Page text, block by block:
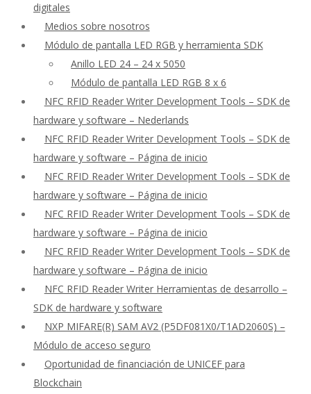
digitales
Medios sobre nosotros
Módulo de pantalla LED RGB y herramienta SDK
Anillo LED 24 – 24 x 5050
Módulo de pantalla LED RGB 8 x 6
NFC RFID Reader Writer Development Tools – SDK de
hardware y software – Nederlands
NFC RFID Reader Writer Development Tools – SDK de
hardware y software – Página de inicio
NFC RFID Reader Writer Development Tools – SDK de
hardware y software – Página de inicio
NFC RFID Reader Writer Development Tools – SDK de
hardware y software – Página de inicio
NFC RFID Reader Writer Development Tools – SDK de
hardware y software – Página de inicio
NFC RFID Reader Writer Herramientas de desarrollo –
SDK de hardware y software
NXP MIFARE(R) SAM AV2 (P5DF081X0/T1AD2060S) –
Módulo de acceso seguro
Oportunidad de financiación de UNICEF para
Blockchain